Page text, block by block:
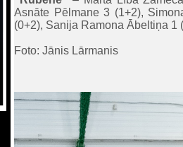
Asnāte Pēlmane 3 (1+2),
(0+2), Sanija Ramona Ābeltiņa 1
Foto: Jānis Lārmanis